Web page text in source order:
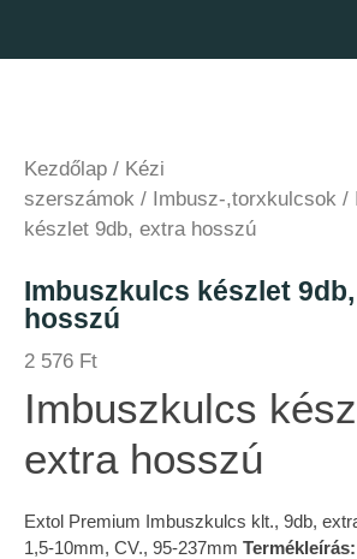
Kezdőlap / Kézi
szerszámok / Imbusz-,torxkulcsok /
készlet 9db, extra hosszú
Imbuszkulcs készlet
hosszú
2 576 Ft
Imbuszkulcs
extra hosszú
Extol Premium Imbuszkulcs klt., 9db,
1,5-10mm, CV., 95-237mm Termékleírás: